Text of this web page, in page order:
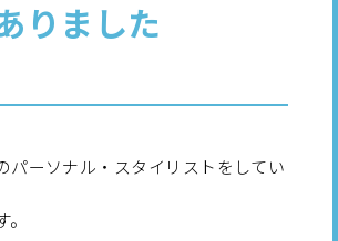
りました
パーソナル・スタイリストをしてい